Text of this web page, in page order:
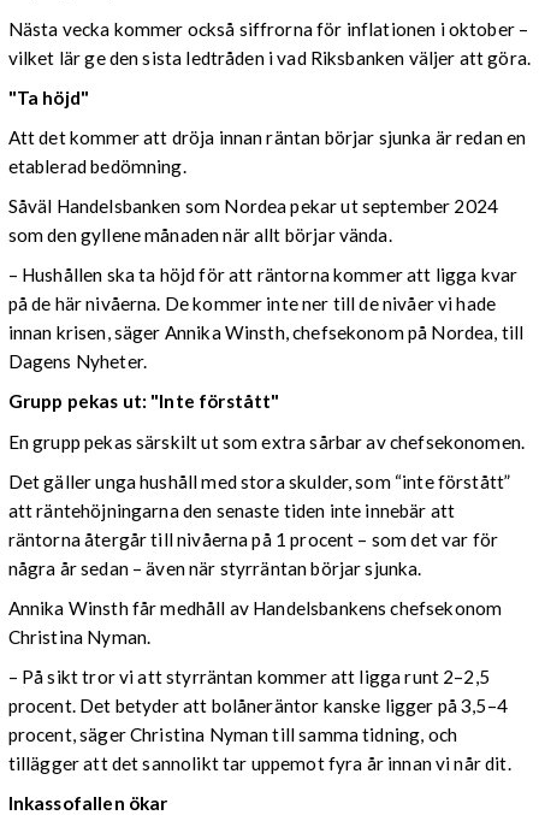
Nästa vecka kommer också siffrorna för inflationen i oktober –
vilket lär ge den sista ledtråden i vad Riksbanken väljer att göra.
"Ta höjd"
Att det kommer att dröja innan räntan börjar sjunka är redan en
etablerad bedömning.
Såväl Handelsbanken som Nordea pekar ut september 2024
som den gyllene månaden när allt börjar vända.
– Hushållen ska ta höjd för att räntorna kommer att ligga kvar
på de här nivåerna. De kommer inte ner till de nivåer vi hade
innan krisen, säger Annika Winsth, chefsekonom på Nordea, till
Dagens Nyheter.
Grupp pekas ut: "Inte förstått"
En grupp pekas särskilt ut som extra sårbar av chefsekonomen.
Det gäller unga hushåll med stora skulder, som “inte förstått”
att räntehöjningarna den senaste tiden inte innebär att
räntorna återgår till nivåerna på 1 procent – som det var för
några år sedan – även när styrräntan börjar sjunka.
Annika Winsth får medhåll av Handelsbankens chefsekonom
Christina Nyman.
– På sikt tror vi att styrräntan kommer att ligga runt 2–2,5
procent. Det betyder att bolåneräntor kanske ligger på 3,5–4
procent, säger Christina Nyman till samma tidning, och
tillägger att det sannolikt tar uppemot fyra år innan vi når dit.
Inkassofallen ökar